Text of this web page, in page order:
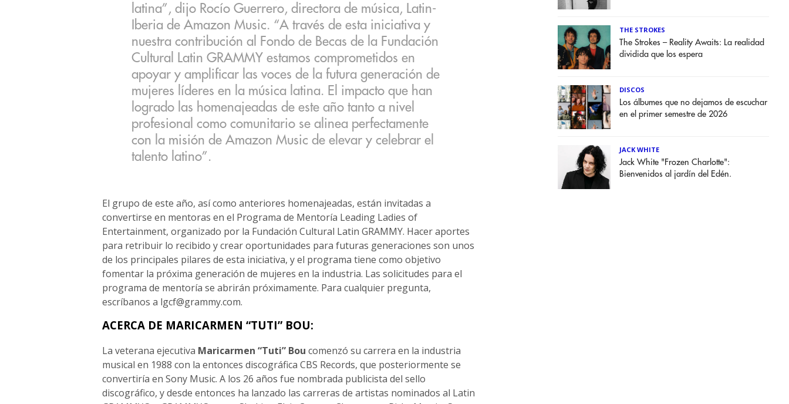
latina”, dijo Rocío Guerrero, directora de música, Latin-
Iberia de Amazon Music. “A través de esta iniciativa y
nuestra contribución al Fondo de Becas de la Fundación
Cultural Latin GRAMMY estamos comprometidos en
apoyar y amplificar las voces de la futura generación de
mujeres líderes en la música latina. El impacto que han
logrado las homenajeadas de este año tanto a nivel
profesional como comunitario se alinea perfectamente
con la misión de Amazon Music de elevar y celebrar el
talento latino”.
El grupo de este año, así como anteriores homenajeadas, están invitadas a
convertirse en mentoras en el Programa de Mentoría Leading Ladies of
Entertainment, organizado por la Fundación Cultural Latin GRAMMY. Hacer aportes
para retribuir lo recibido y crear oportunidades para futuras generaciones son unos
de los principales pilares de esta iniciativa, y el programa tiene como objetivo
fomentar la próxima generación de mujeres en la industria. Las solicitudes para el
programa de mentoría se abrirán próximamente. Para cualquier pregunta,
escríbanos a lgcf@grammy.com.
ACERCA DE MARICARMEN “TUTI” BOU:
La veterana ejecutiva Maricarmen “Tuti” Bou comenzó su carrera en la industria
musical en 1988 con la entonces discográfica CBS Records, que posteriormente se
convertiría en Sony Music. A los 26 años fue nombrada publicista del sello
discográfico, y desde entonces ha lanzado las carreras de artistas nominados al Latin
THE STROKES
The Strokes – Reality Awaits: La realidad
dividida que los espera
DISCOS
Los álbumes que no dejamos de escuchar
en el primer semestre de 2026
JACK WHITE
Jack White "Frozen Charlotte":
Bienvenidos al jardín del Edén.